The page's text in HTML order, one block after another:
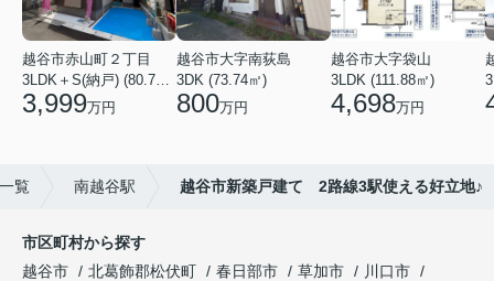
越谷市赤山町２丁目
3,999万円
越谷市大字南荻島
3DK (73.74㎡)
800万円
越谷市大字袋山
3LDK (111.88㎡)
4,698万円
覧 南越谷駅 越谷市新築戸建て 2路線3駅使える好立地♪
市区町村から探す
越谷市
北葛飾郡松伏町 春日部市 草加市
川口市